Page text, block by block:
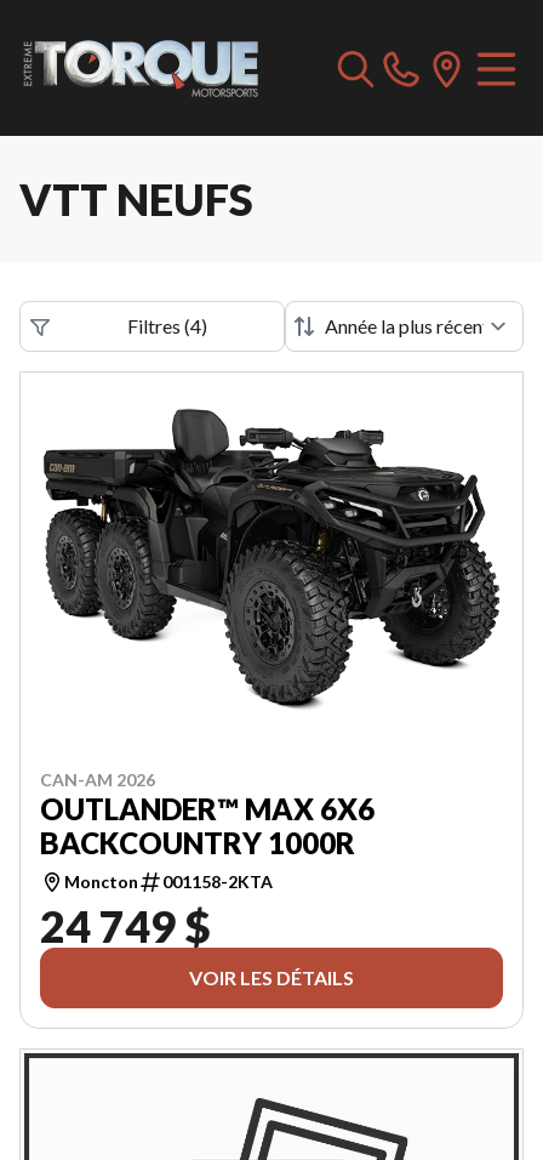
VTT NEUFS
Filtres (4)
CAN-AM 2026
OUTLANDER™ MAX 6X6
BACKCOUNTRY 1000R
Moncton 001158-2KTA
24 749 $
VOIR LES DÉTAILS